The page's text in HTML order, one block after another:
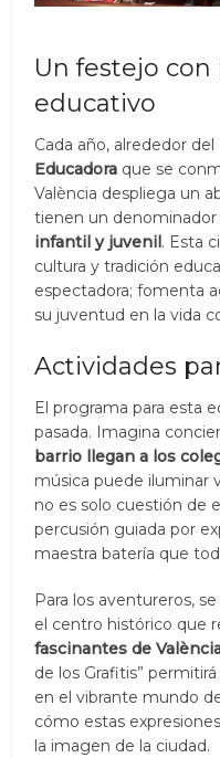
Un festejo
educativo
Cada año, alrededor del
Educadora que se
València despliega un
tienen un
infantil y juvenil . Esta
cultura y tradición
espectadora; fomenta
su juventud en la vida
Actividades
El programa para esta
pasada. Imagina
barrio llegan a los
música puede iluminar
no es solo cuestión de
percusión guiada por
maestra batería que
Para los aventureros,
el centro histórico que
fascinantes de
de los Grafitis”
en el vibrante mundo
cómo estas
la imagen de la ciudad.